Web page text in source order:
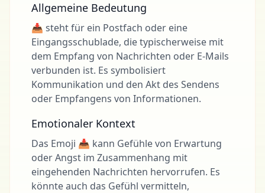
Allgemeine Bedeutung
📥 steht für ein Postfach oder eine
Eingangsschublade, die typischerweise mit
dem Empfang von Nachrichten oder E-Mails
verbunden ist. Es symbolisiert
Kommunikation und den Akt des Sendens
oder Empfangens von Informationen.
Emotionaler Kontext
Das Emoji 📥 kann Gefühle von Erwartung
oder Angst im Zusammenhang mit
eingehenden Nachrichten hervorrufen. Es
könnte auch das Gefühl vermitteln,